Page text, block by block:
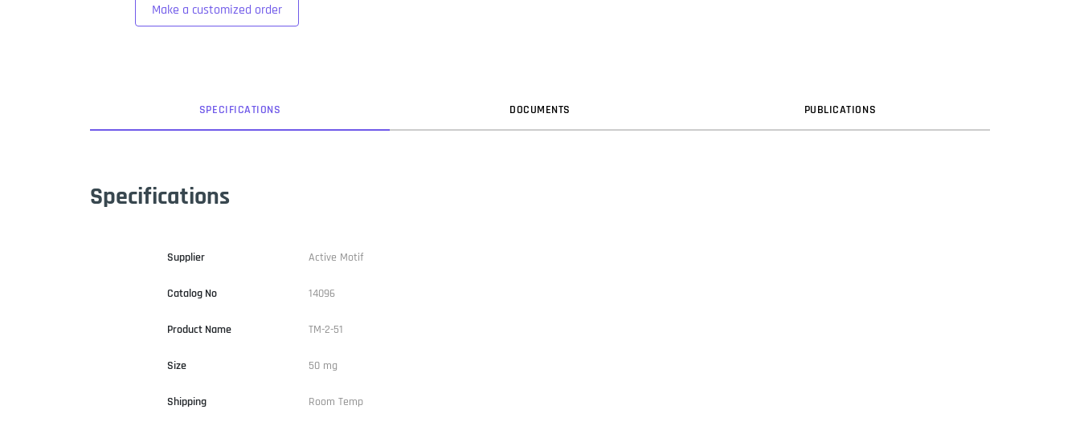
Make a customized order
SPECIFICATIONS DOCUMENTS PUBLICATIONS
Specifications
Supplier Active Motif
Catalog No 14096
Product Name TM-2-51
Size 50 mg
Shipping Room Temp